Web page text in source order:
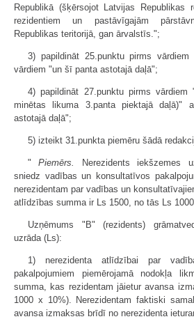
Republikā (šķērsojot Latvijas Republikas
rezidentiem un pastāvīgajām
Republikas teritorijā, gan ārvalstīs.";
3) papildināt 25.punktu pirms
vārdiem "un šī panta astotajā daļā";
4) papildināt 27.punktu pirms vārdiem
minētas likuma 3.panta piektajā daļā)"
astotajā daļā";
5) izteikt 31.punkta piemēru šādā
"Piemērs.
Nerezidents iekšzemes
sniedz vadības un konsultatīvos
nerezidentam par vadības un
atlīdzības summa ir Ls 1500, no tās Ls
Uzņēmums "B" (rezidents)
uzrāda (Ls):
1) nerezidenta atlīdzībai par
pakalpojumiem piemērojamā nodokļa
summa, kas rezidentam jāietur avansa
1000 x 10%). Nerezidentam faktiski
avansa izmaksas brīdī no nerezidenta